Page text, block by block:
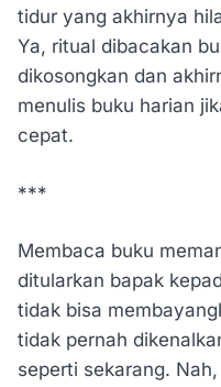
tidur yang akhirnya
Ya, ritual dibacakan
dikosongkan dan
menulis buku harian
cepat.
***
Membaca buku
ditularkan bapak
tidak bisa
tidak pernah
seperti sekarang.